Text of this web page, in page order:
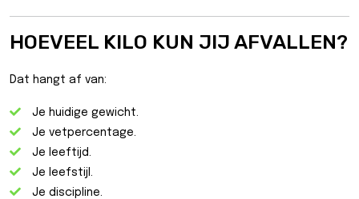
HOEVEEL KILO KUN JIJ AFVALLEN?
Dat hangt af van:
Je huidige gewicht.
Je vetpercentage.
Je leeftijd.
Je leefstijl.
Je discipline.